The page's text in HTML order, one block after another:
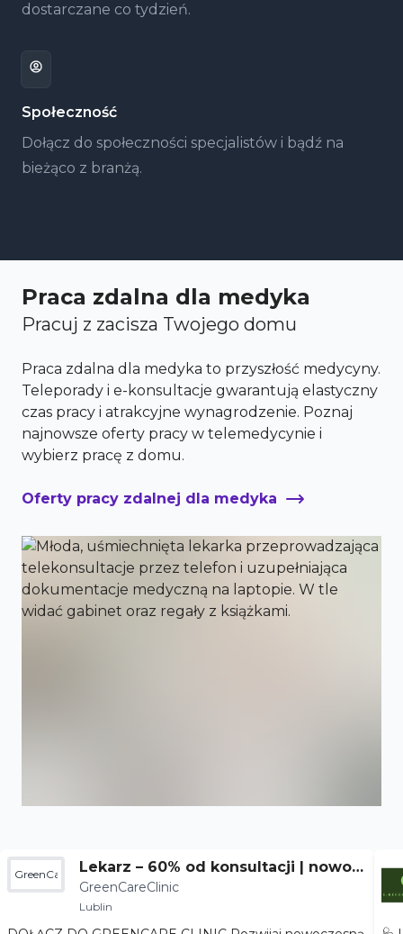
dostarczane co tydzień.
Społeczność
Dołącz do społeczności specjalistów i bądź na
bieżąco z branżą.
Praca zdalna dla medyka
Pracuj z zacisza Twojego domu
Praca zdalna dla medyka to przyszłość medycyny.
Teleporady i e-konsultacje gwarantują elastyczny
czas pracy i atrakcyjne wynagrodzenie. Poznaj
najnowsze oferty pracy w telemedycynie i
wybierz pracę z domu.
Oferty pracy zdalnej dla medyka
GreenCareClinicLekarz – 60% od konsultacji | nowoc
zesna terapia
GreenCareClinic
Lublin